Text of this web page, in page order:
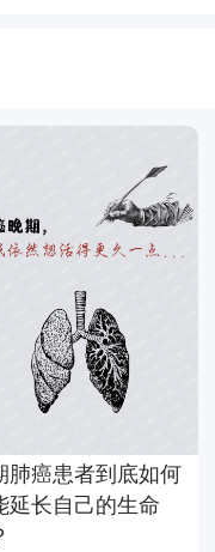
肺癌患者到底如何
延长自己的生命